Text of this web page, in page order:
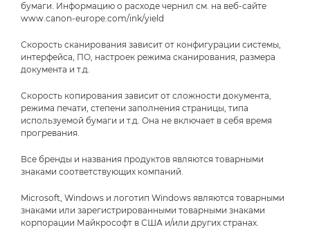
бумаги. Информацию о расходе чернил см. на веб-сайте
www.canon-europe.com/ink/yield
Скорость сканирования зависит от конфигурации системы,
интерфейса, ПО, настроек режима сканирования, размера
документа и т.д.
Скорость копирования зависит от сложности документа,
режима печати, степени заполнения страницы, типа
используемой бумаги и т.д. Она не включает в себя время
прогревания.
Все бренды и названия продуктов являются товарными
знаками соответствующих компаний.
Microsoft, Windows и логотип Windows являются товарными
знаками или зарегистрированными товарными знаками
корпорации Майкрософт в США и/или других странах.